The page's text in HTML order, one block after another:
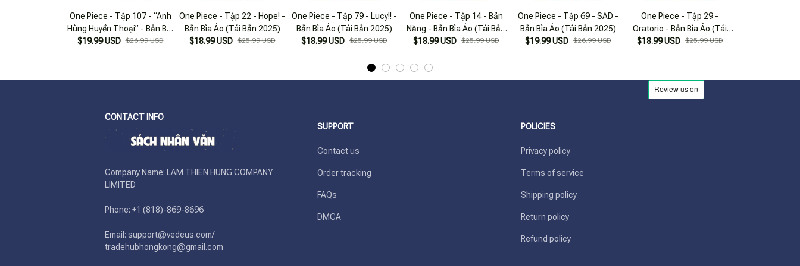
One Piece - Tập 107 - “Anh
Hùng Huyền Thoại” - Bản Bìa
Áo
$19.99 USD $26.99 USD
One Piece - Tập 22 - Hope! -
Bản Bìa Áo (Tái Bản 2025)
$18.99 USD $25.99 USD
One Piece - Tập 79 - Lucy!! -
Bản Bìa Áo (Tái Bản 2025)
$18.99 USD $25.99 USD
One Piece - Tập 14 - Bản
Năng - Bản Bìa Áo (Tái Bản
2025)
$18.99 USD $25.99 USD
One Piece - Tập 69 - SAD -
Bản Bìa Áo (Tái Bản 2025)
$19.99 USD $26.99 USD
One Piece - Tập 29 -
Oratorio - Bản Bìa Áo (Tái
Bản 2025)
$18.99 USD $25.99 USD
CONTACT INFO
Company Name: LAM THIEN HUNG COMPANY
LIMITED
Phone: +1 (818)-869-8696
Email: support@vedeus.com/
tradehubhongkong@gmail.com
SUPPORT
Contact us
Order tracking
FAQs
DMCA
POLICIES
Privacy policy
Terms of service
Shipping policy
Return policy
Refund policy